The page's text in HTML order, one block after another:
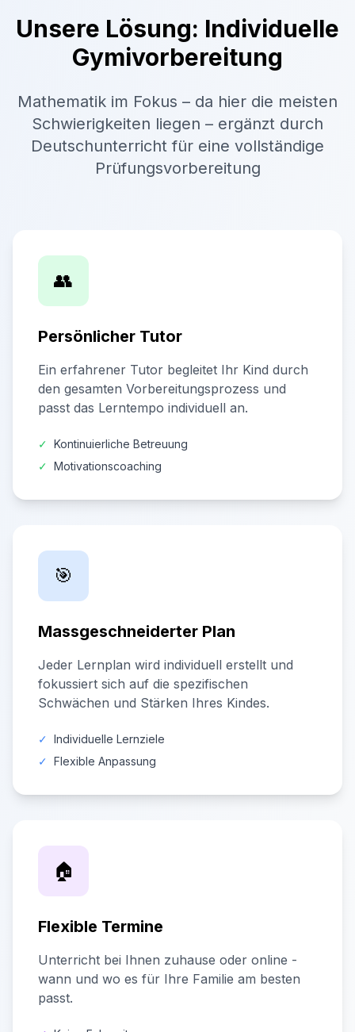
Unsere Lösung: Individuelle
Gymivorbereitung
Mathematik im Fokus – da hier die meisten
Schwierigkeiten liegen – ergänzt durch
Deutschunterricht für eine vollständige
Prüfungsvorbereitung
👥
Persönlicher Tutor
Ein erfahrener Tutor begleitet Ihr Kind durch
den gesamten Vorbereitungsprozess und
passt das Lerntempo individuell an.
✓ Kontinuierliche Betreuung
✓ Motivationscoaching
🎯
Massgeschneiderter Plan
Jeder Lernplan wird individuell erstellt und
fokussiert sich auf die spezifischen
Schwächen und Stärken Ihres Kindes.
✓ Individuelle Lernziele
✓ Flexible Anpassung
🏠
Flexible Termine
Unterricht bei Ihnen zuhause oder online -
wann und wo es für Ihre Familie am besten
passt.